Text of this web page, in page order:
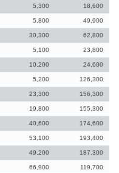
5,300 18,600
5,800 49,900
30,300 62,800
5,100 23,800
10,200 24,600
5,200 126,300
23,300 156,300
19,800 155,300
40,600 174,600
53,100 193,400
49,200 187,300
66,900 119,700